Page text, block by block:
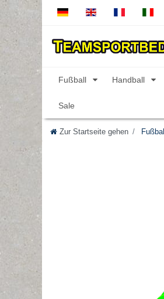
Fußball Handball
Sale
Zur Startseite gehen Fußball